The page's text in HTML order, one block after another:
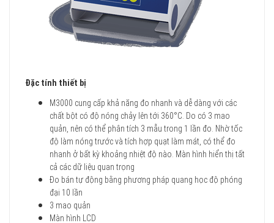
Đặc tính thiết bị
M3000 cung cấp khả năng đo nhanh và dễ dàng với các
chất bột có độ nóng chảy lên tới 360°C. Do có 3 mao
quản, nên có thể phân tích 3 mẫu trong 1 lần đo. Nhờ tốc
độ làm nóng trước và tích hợp quạt làm mát, có thể đo
nhanh ở bất kỳ khoảng nhiệt độ nào. Màn hình hiển thị tất
cả các dữ liệu quan trọng
Đo bán tự động bằng phương pháp quang học độ phóng
đại 10 lần
3 mao quản
Màn hình LCD